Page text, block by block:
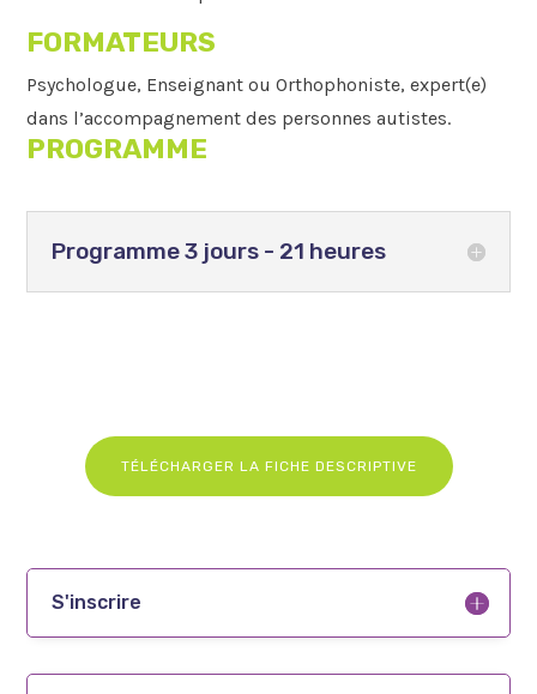
FORMATEURS
Psychologue, Enseignant ou Orthophoniste, expert(e)
dans l’accompagnement des personnes autistes.
PROGRAMME
Programme 3 jours - 21 heures
TÉLÉCHARGER LA FICHE DESCRIPTIVE
S'inscrire